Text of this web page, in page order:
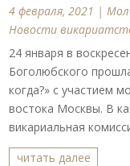
4 февраля, 2021 |
Новости
24 января в
Боголюбского
когда?» с участием
востока Москвы. В
викариальная
читать далее